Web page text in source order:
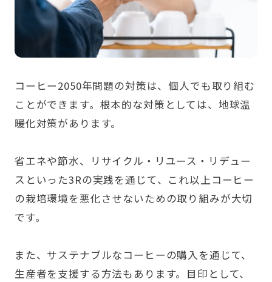
コーヒー2050年問題の対策は、個人でも取り組む
ことができます。根本的な対策としては、地球温
暖化対策があります。
省エネや節水、リサイクル・リユース・リデュー
スといった3Rの実践を通じて、これ以上コーヒー
の栽培環境を悪化させないための取り組みが大切
です。
また、サステナブルなコーヒーの購入を通じて、
生産者を支援する方法もあります。目印として、